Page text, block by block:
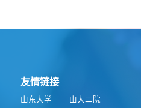
友情链接
山东大学 山大二院